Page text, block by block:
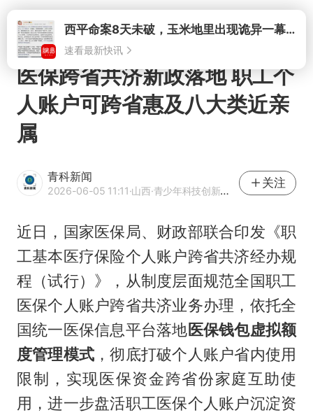
打开西平命案8天未破，玉米地里出现诡异一幕，我突然想起了欧金中
速看最新快讯
医保跨省共济新政落地 职工个
人账户可跨省惠及八大类近亲
属
青科新闻
2026-06-05 11:11·山西·青少年科技创新报官方账号
关注
近日，国家医保局、财政部联合印发《职
工基本医疗保险个人账户跨省共济经办规
程（试行）》，从制度层面规范全国职工
医保个人账户跨省共济业务办理，依托全
国统一医保信息平台落地医保钱包虚拟额
度管理模式 ，彻底打破个人账户省内使用
限制，实现医保资金跨省份家庭互助使
用，进一步盘活职工医保个人账户沉淀资